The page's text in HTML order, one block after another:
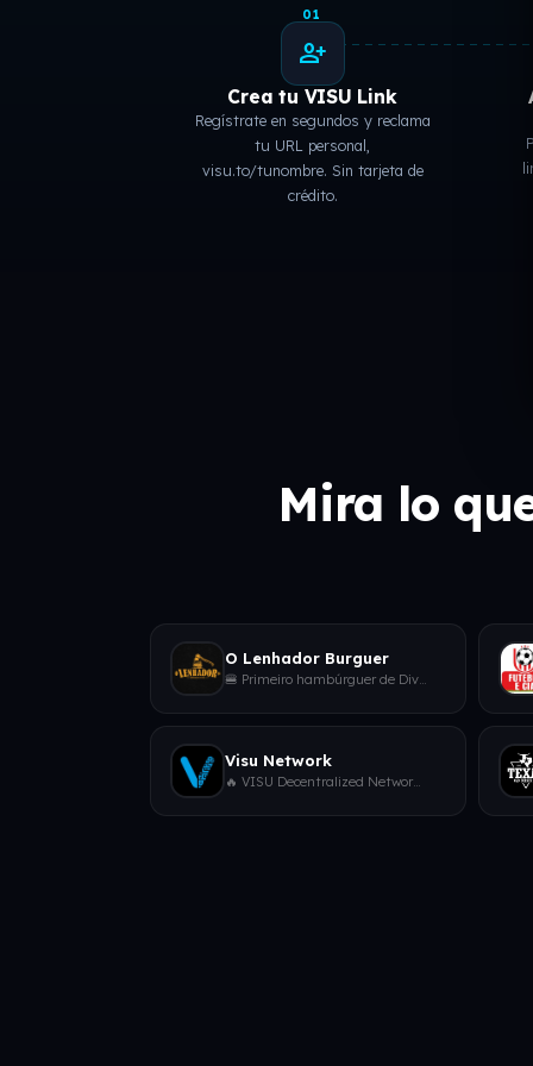
01
person_add
Crea tu VISU Link
Regístrate en segundos y reclama
tu URL personal,
visu.to/tunombre. Sin tarjeta de
crédito.
Mira lo
O Lenhador Burguer
🍔 Primeiro hambúrguer de Divinópolis no pão de sal🔥 Feito na brasa🕖 Quarta à Domingo de 19h às 22h30📍Rua Prof. Alice Sab
Visu Network
🔥 VISU Decentralized Network 🔥